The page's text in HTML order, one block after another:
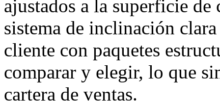
ajustados a la superficie
sistema de inclinación
cliente con paquetes
comparar y elegir, lo que
cartera de ventas.